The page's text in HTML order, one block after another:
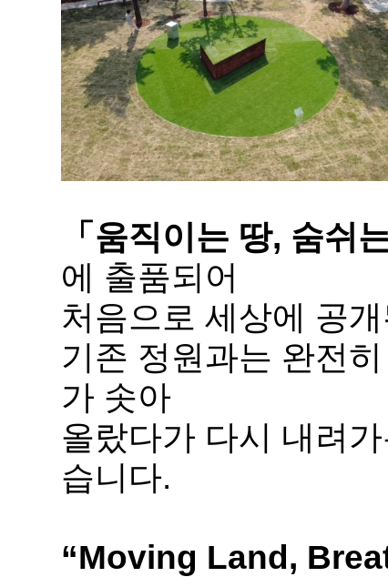
「움직이는 땅, 숨쉬
에 출품되어
처음으로 세상에 공
기존 정원과는 완전
가 솟아
올랐다가 다시 내려
습니다.
“Moving Land,